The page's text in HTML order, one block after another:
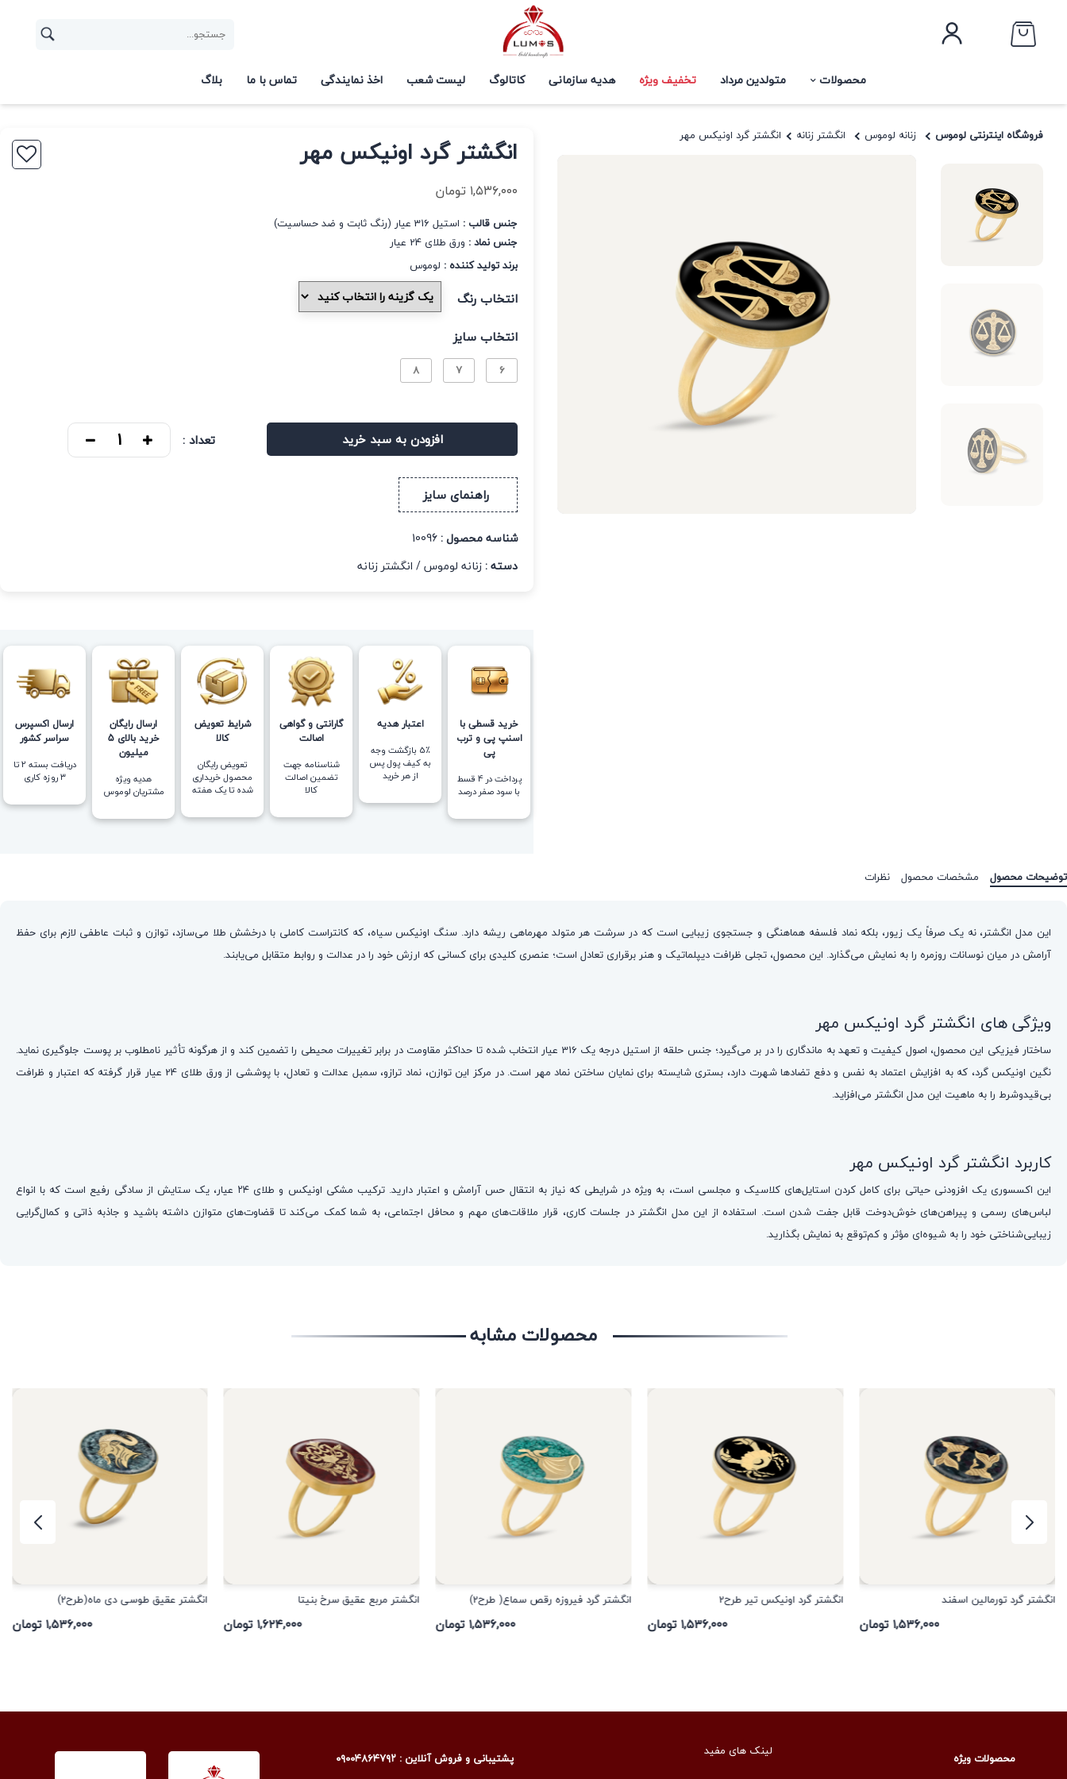
محصولات متولدین مرداد تخفیف ویژه هدیه سازمانی کاتالوگ لیست شعب اخذ نمایندگی تماس با ما بلاگ
فروشگاه اینترنتی لوموس زنانه لوموس انگشتر زنانه انگشتر گرد اونیکس مهر انگشتر گرد اونیکس مهر
۱,۵۳۶,۰۰۰ تومان
جنس قالب : استیل 316 عیار (رنگ ثابت و ضد حساسیت)
جنس نماد : ورق طلای 24 عیار
برند تولید کننده : لوموس
انتخاب رنگ
انتخاب سایز
6
7
8
افزودن به سبد خرید تعداد :
راهنمای سایز
شناسه محصول :10096
دسته :زنانه لوموس/ انگشتر زنانه
خرید قسطی با
اسنپ پی و ترب
پی
پرداخت در 4 قسط
با سود صفر درصد
اعتبار هدیه
5٪ بازگشت وجه
به کیف پول پس
از هر خرید
گارانتی و گواهی
اصالت
شناسنامه جهت
تضمین اصالت
کالا
شرایط تعویض
کالا
تعویض رایگان
محصول خریداری
شده تا یک هفته
ارسال رایگان
خرید بالای 5
میلیون
هدیه ویژه
مشتریان لوموس
ارسال اکسپرس
سراسر کشور
دریافت بسته ۲ تا
۳ روزه کاری
توضیحات محصول مشخصات محصول نظرات
این مدل انگشتر، نه یک صرفاً یک زیور، بلکه نماد فلسفه هماهنگی و جستجوی زیبایی است که در سرشت هر متولد مهرماهی ریشه دارد. سنگ اونیکس سیاه، که کانتراست کاملی با درخشش طلا می‌سازد، توازن و ثبات عاطفی لازم برای حفظ
آرامش در میان نوسانات روزمره را به نمایش می‌گذارد. این محصول، تجلی ظرافت دیپلماتیک و هنر برقراری تعادل است؛ عنصری کلیدی برای کسانی که ارزش خود را در عدالت و روابط متقابل می‌یابند.
ویژگی های انگشتر گرد اونیکس مهر
ساختار فیزیکی این محصول، اصول کیفیت و تعهد به ماندگاری را در بر می‌گیرد؛ جنس حلقه از استیل درجه یک 316 عیار انتخاب شده تا حداکثر مقاومت در برابر تغییرات محیطی را تضمین کند و از هرگونه تأثیر نامطلوب بر پوست جلوگیری نماید.
نگین اونیکس گرد، که به افزایش اعتماد به نفس و دفع تضادها شهرت دارد، بستری شایسته برای نمایان ساختن نماد مهر است. در مرکز این توازن، نماد ترازو، سمبل عدالت و تعادل، با پوششی از ورق طلای 24 عیار قرار گرفته که اعتبار و ظرافت
بی‌قیدوشرط را به ماهیت این مدل انگشتر می‌افزاید.
کاربرد انگشتر گرد اونیکس مهر
این اکسسوری یک افزودنی حیاتی برای کامل کردن استایل‌های کلاسیک و مجلسی است، به ویژه در شرایطی که نیاز به انتقال حس آرامش و اعتبار دارید. ترکیب مشکی اونیکس و طلای ۲۴ عیار، یک ستایش از سادگی رفیع است که با انواع
لباس‌های رسمی و پیراهن‌های خوش‌دوخت قابل جفت شدن است. استفاده از این مدل انگشتر در جلسات کاری، قرار ملاقات‌های مهم و محافل اجتماعی، به شما کمک می‌کند تا قضاوت‌های متوازن داشته باشید و جاذبه ذاتی و کمال‌گرایی
زیبایی‌شناختی خود را به شیوه‌ای مؤثر و کم‌توقع به نمایش بگذارید.
محصولات مشابه
انگشتر گرد تورمالین اسفند
۱,۵۳۶,۰۰۰ تومان
انگشتر گرد اونیکس تیر طرح2
۱,۵۳۶,۰۰۰ تومان
انگشتر گرد فیروزه رقص سماع( طرح2)
۱,۵۳۶,۰۰۰ تومان
انگشتر مربع عقیق سرخ بنیتا
۱,۶۲۴,۰۰۰ تومان
انگشتر عقیق طوسی دی ماه(طرح2)
۱,۵۳۶,۰۰۰ تومان
محصولات ویژه لینک های مفید پشتیبانی و فروش آنلاین : ۰۹۰۰۴۸۶۴۷۹۲